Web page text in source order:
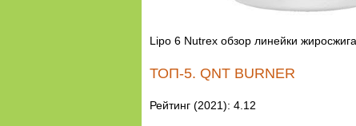
Lipo 6 Nutrex обзор линейки
ТОП-5. QNT BURNER
Рейтинг (2021): 4.12